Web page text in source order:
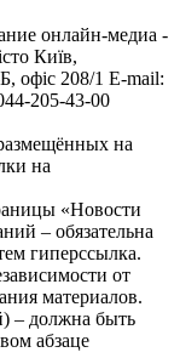
онлайн-медиа -
Київ,
208/1 E-mail:
205-43-00
на
на
«Новости
– обязательна
гиперссылка.
от
материалов.
– должна быть
абзаце